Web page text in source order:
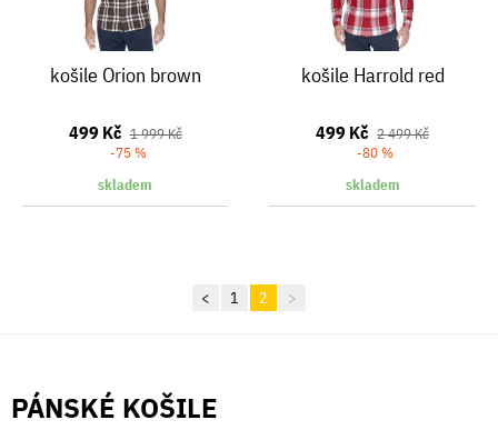
košile Orion brown
499 Kč 1 999 Kč
-75 %
skladem
košile Harrold red
499 Kč 2 499 Kč
-80 %
skladem
< 1 2 >
PÁNSKÉ KOŠILE